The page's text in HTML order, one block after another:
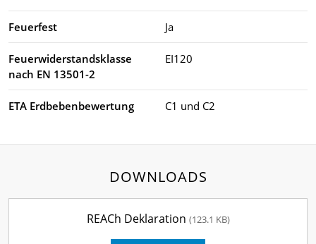
Feuerfest Ja
Feuerwiderstandsklasse
nach EN 13501-2
EI120
ETA Erdbebenbewertung C1 und C2
DOWNLOADS
REACh Deklaration (123.1 KB)